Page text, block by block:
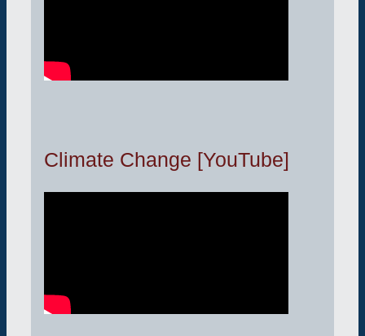
Climate Change [YouTube]